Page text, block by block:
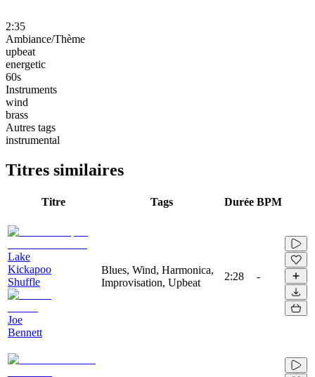
2:35
Ambiance/Thème
upbeat
energetic
60s
Instruments
wind
brass
Autres tags
instrumental
Titres similaires
Titre Tags Durée BPM
Lake
Kickapoo
Shuffle
Joe
Bennett
Blues, Wind, Harmonica,
Improvisation, Upbeat
2:28 -